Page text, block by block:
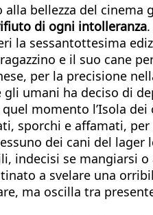
bellezza del
di ogni intolleranza
la sessantottesima
e il suo cane
per la precisione
umani ha deciso di
momento l’Isola
sporchi e affamati,
dei cani del
indecisi se
a svelare una
ma oscilla tra